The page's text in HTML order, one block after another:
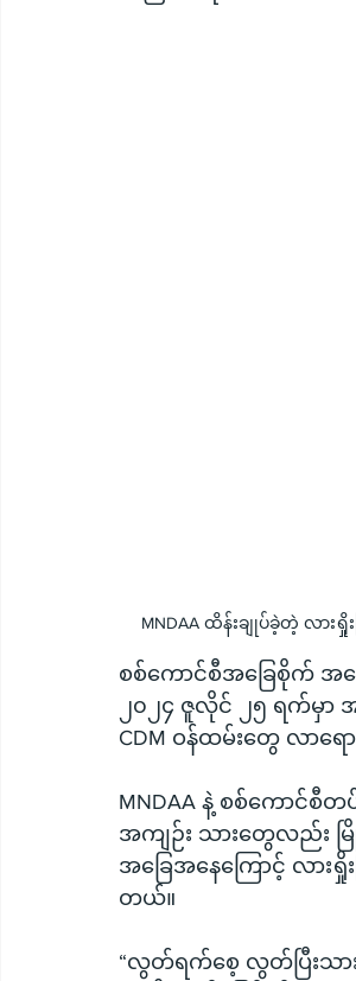
MNDAA ထိန်းချုပ်ခဲ့တဲ့ လာ
စစ်ကောင်စီအခြေစိုက် အရှ
၂၀၂၄ ဇူလိုင် ၂၅ ရက်မှာ
CDM ဝန်ထမ်းတွေ လာရ
MNDAA နဲ့ စစ်ကောင်စီ
အကျဉ်း သားတွေလည်း မ
အခြေအနေကြောင့် လား
တယ်။
“လွတ်ရက်စေ့ လွတ်ပြီးသ